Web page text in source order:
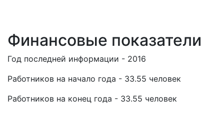
Финансовые показатели
Год последней информации - 2016
Работников на начало года - 33.55 человек
Работников на конец года - 33.55 человек